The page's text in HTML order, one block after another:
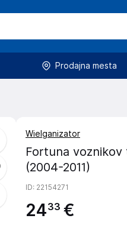
Prodajna mesta
Wielganizator
Fortuna voznikov
(2004-2011)
ID: 22154271
2433 €